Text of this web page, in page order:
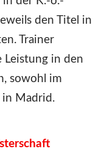
den Titel in
Trainer
Leistung in den
sowohl im
in Madrid.